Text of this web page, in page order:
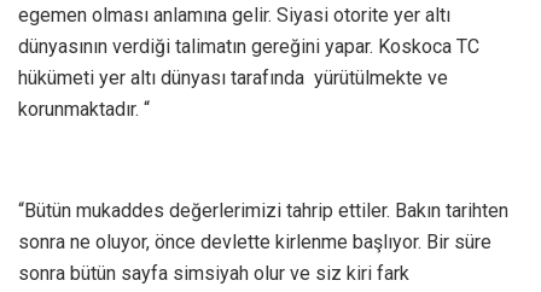
egemen olması anlamına gelir. Siyasi otorite yer altı
dünyasının verdiği talimatın gereğini yapar. Koskoca TC
hükümeti yer altı dünyası tarafında yürütülmekte ve
korunmaktadır. “
“Bütün mukaddes değerlerimizi tahrip ettiler. Bakın tarihten
sonra ne oluyor, önce devlette kirlenme başlıyor. Bir süre
sonra bütün sayfa simsiyah olur ve siz kiri fark